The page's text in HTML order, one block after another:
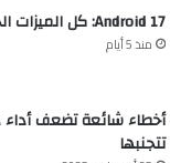
Android 17: كل الميزات الجديدة التي تود معرفتها
منذ 5 أيام
أخطاء شائعة تضعف أداء
تتجنبها